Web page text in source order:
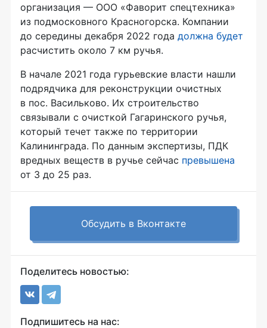
организация — ООО «Фаворит спецтехника»
из подмосковного Красногорска. Компании
до середины декабря 2022 года должна будет
расчистить около 7 км ручья.
В начале 2021 года гурьевские власти нашли
подрядчика для реконструкции очистных
в пос. Васильково. Их строительство
связывали с очисткой Гагаринского ручья,
который течет также по территории
Калининграда. По данным экспертизы, ПДК
вредных веществ в ручье сейчас превышена
от 3 до 25 раз.
Обсудить в Вконтакте
Поделитесь новостью:
Подпишитесь на нас: